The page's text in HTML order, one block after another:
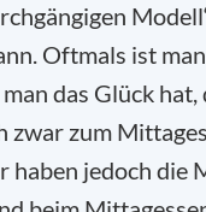
Oftmals ist
das Glück
zwar zum
haben jedoch die